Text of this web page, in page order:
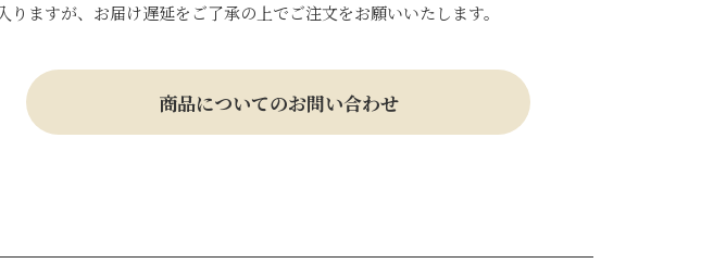
りますが、お届け遅延をご了承の上でご注文をお願いいたします。
商品についてのお問い合わせ